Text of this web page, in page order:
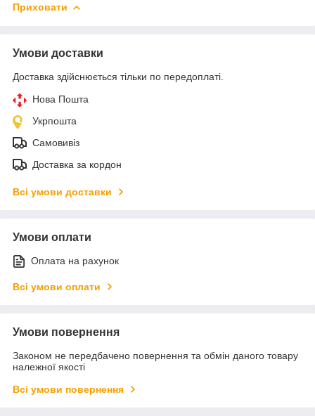
Приховати
Умови доставки
Доставка здійснюється тільки по передоплаті.
Нова Пошта
Укрпошта
Самовивіз
Доставка за кордон
Всі умови доставки
Умови оплати
Оплата на рахунок
Всі умови оплати
Умови повернення
Законом не передбачено повернення та обмін даного товару
належної якості
Всі умови повернення